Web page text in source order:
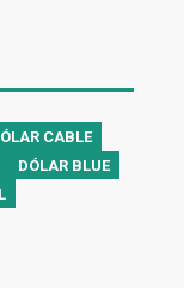
CABLE
DÓLAR BLUE